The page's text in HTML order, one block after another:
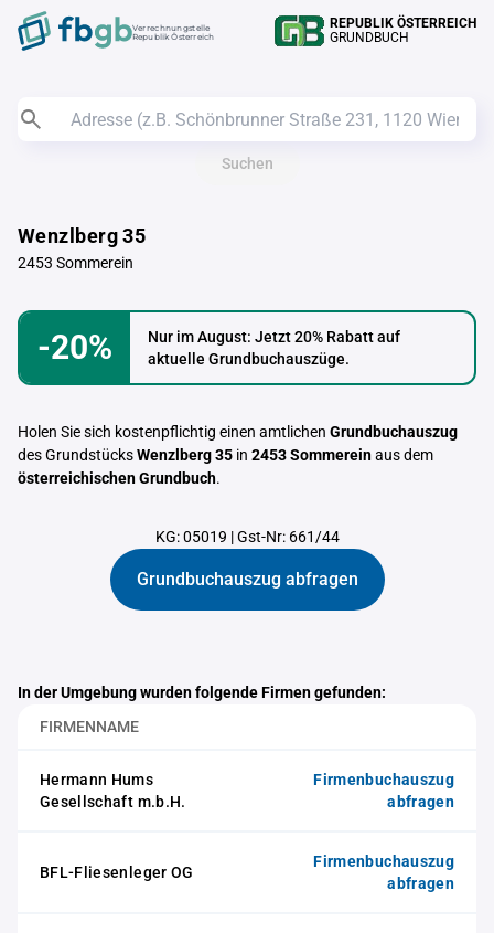
Verrechnungstelle
Republik Österreich
REPUBLIK ÖSTERREICH
GRUNDBUCH
Suchen
Wenzlberg 35
2453 Sommerein
-20%
Nur im August: Jetzt 20% Rabatt auf
aktuelle Grundbuchauszüge.
Holen Sie sich kostenpflichtig einen amtlichen Grundbuchauszug
des GrundstücksWenzlberg 35 in 2453 Sommereinaus dem
österreichischen Grundbuch.
KG: 05019 |Gst-Nr: 661/44
Grundbuchauszug abfragen
In der Umgebung wurden folgende Firmen gefunden:
FIRMENNAME
Hermann Hums
Gesellschaft m.b.H.
Firmenbuchauszug
abfragen
BFL-Fliesenleger OG
Firmenbuchauszug
abfragen